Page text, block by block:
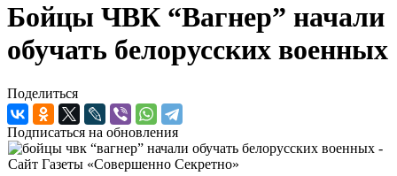
Бойцы ЧВК “Вагнер” начали
обучать белорусских военных
Поделиться
Подписаться на обновления